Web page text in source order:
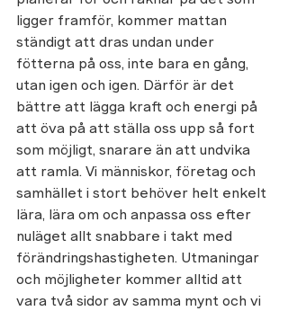
ligger framför, kommer mattan
ständigt att dras undan under
fötterna på oss, inte bara en gång,
utan igen och igen. Därför är det
bättre att lägga kraft och energi på
att öva på att ställa oss upp så fort
som möjligt, snarare än att undvika
att ramla. Vi människor, företag och
samhället i stort behöver helt enkelt
lära, lära om och anpassa oss efter
nuläget allt snabbare i takt med
förändringshastigheten. Utmaningar
och möjligheter kommer alltid att
vara två sidor av samma mynt och vi